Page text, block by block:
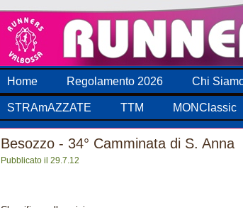
Home Regolamento 2026 Chi
STRAmAZZATE TTM MONClassic
Besozzo - 34° Camminata di S. Anna
Pubblicato il 29.7.12